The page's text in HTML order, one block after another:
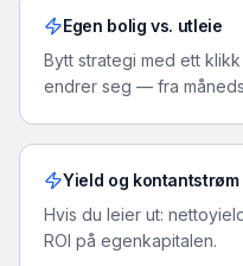
Egen bolig vs. utleie
Bytt strategi med ett
endrer seg — fra
Yield og kontantstrøm
Hvis du leier ut:
ROI på egenkapitalen.